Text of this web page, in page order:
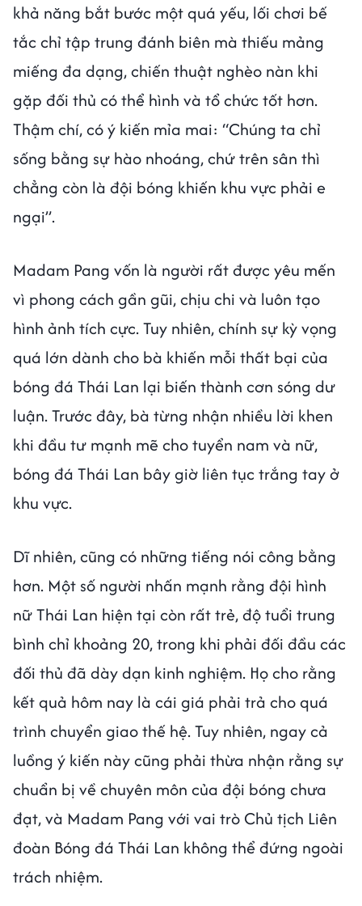
khả năng bắt bước một quá yếu, lối chơi bế
tắc chỉ tập trung đánh biên mà thiếu mảng
miếng đa dạng, chiến thuật nghèo nàn khi
gặp đối thủ có thể hình và tổ chức tốt hơn.
Thậm chí, có ý kiến mỉa mai: “Chúng ta chỉ
sống bằng sự hào nhoáng, chứ trên sân thì
chẳng còn là đội bóng khiến khu vực phải e
ngại”.
Madam Pang vốn là người rất được yêu mến
vì phong cách gần gũi, chịu chi và luôn tạo
hình ảnh tích cực. Tuy nhiên, chính sự kỳ vọng
quá lớn dành cho bà khiến mỗi thất bại của
bóng đá Thái Lan lại biến thành cơn sóng dư
luận. Trước đây, bà từng nhận nhiều lời khen
khi đầu tư mạnh mẽ cho tuyển nam và nữ,
bóng đá Thái Lan bây giờ liên tục trắng tay ở
khu vực.
Dĩ nhiên, cũng có những tiếng nói công bằng
hơn. Một số người nhấn mạnh rằng đội hình
nữ Thái Lan hiện tại còn rất trẻ, độ tuổi trung
bình chỉ khoảng 20, trong khi phải đối đầu các
đối thủ đã dày dạn kinh nghiệm. Họ cho rằng
kết quả hôm nay là cái giá phải trả cho quá
trình chuyển giao thế hệ. Tuy nhiên, ngay cả
luồng ý kiến này cũng phải thừa nhận rằng sự
chuẩn bị về chuyên môn của đội bóng chưa
đạt, và Madam Pang với vai trò Chủ tịch Liên
đoàn Bóng đá Thái Lan không thể đứng ngoài
trách nhiệm.